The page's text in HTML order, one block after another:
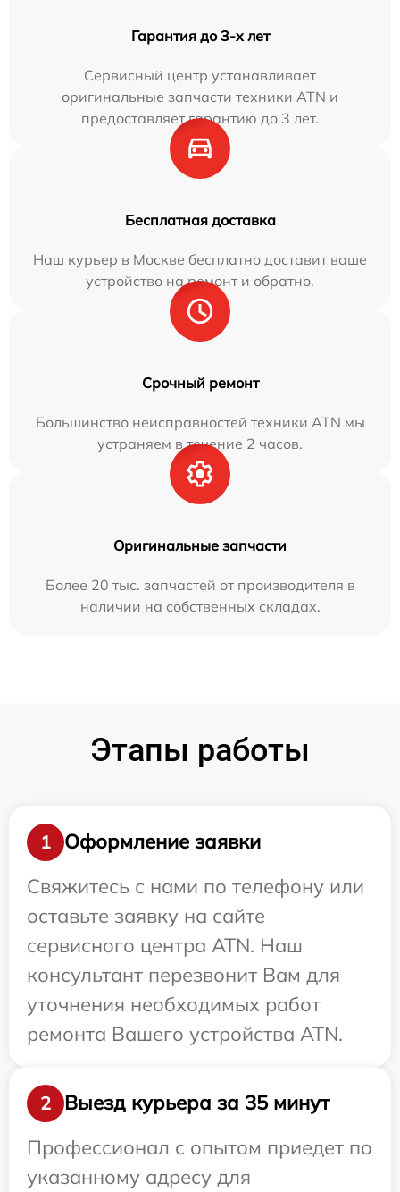
Гарантия до 3-х лет
Сервисный центр устанавливает
оригинальные запчасти техники ATN и
предоставляет гарантию до 3 лет.
Бесплатная доставка
Наш курьер в Москве бесплатно доставит ваше
устройство на ремонт и обратно.
Срочный ремонт
Большинство неисправностей техники ATN мы
устраняем в течение 2 часов.
Оригинальные запчасти
Более 20 тыс. запчастей от производителя в
наличии на собственных складах.
Этапы работы
1
Оформление заявки
Свяжитесь с нами по телефону или
оставьте заявку на сайте
сервисного центра ATN. Наш
консультант перезвонит Вам для
уточнения необходимых работ
ремонта Вашего устройства ATN.
2
Выезд курьера за 35 минут
Профессионал с опытом приедет по
указанному адресу для